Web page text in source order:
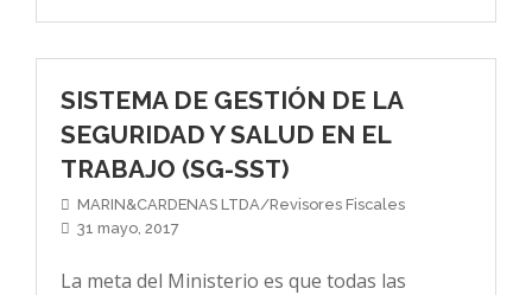
SISTEMA DE GESTIÓN DE LA
SEGURIDAD Y SALUD EN EL
TRABAJO (SG-SST)
MARIN&CARDENAS LTDA/Revisores Fiscales
31 mayo, 2017
La meta del Ministerio es que todas las